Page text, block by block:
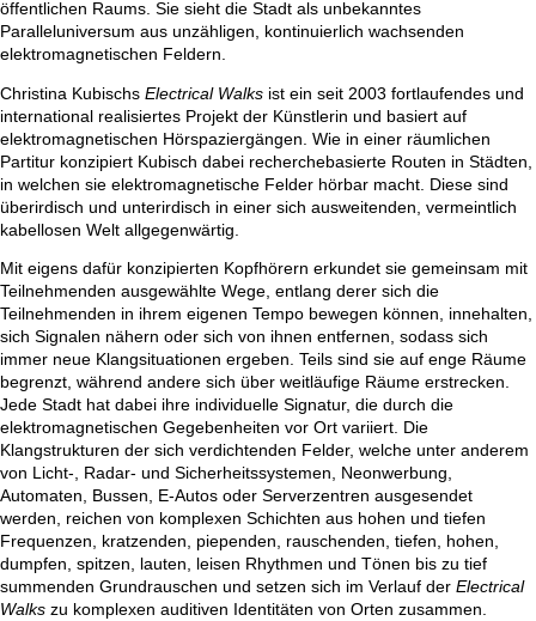
öffentlichen Raums. Sie sieht die Stadt als unbekanntes
Paralleluniversum aus unzähligen, kontinuierlich wachsenden
elektromagnetischen Feldern.
Christina Kubischs Electrical Walks ist ein seit 2003 fortlaufendes und
international realisiertes Projekt der Künstlerin und basiert auf
elektromagnetischen Hörspaziergängen. Wie in einer räumlichen
Partitur konzipiert Kubisch dabei recherchebasierte Routen in Städten,
in welchen sie elektromagnetische Felder hörbar macht. Diese sind
überirdisch und unterirdisch in einer sich ausweitenden, vermeintlich
kabellosen Welt allgegenwärtig.
Mit eigens dafür konzipierten Kopfhörern erkundet sie gemeinsam mit
Teilnehmenden ausgewählte Wege, entlang derer sich die
Teilnehmenden in ihrem eigenen Tempo bewegen können, innehalten,
sich Signalen nähern oder sich von ihnen entfernen, sodass sich
immer neue Klangsituationen ergeben. Teils sind sie auf enge Räume
begrenzt, während andere sich über weitläufige Räume erstrecken.
Jede Stadt hat dabei ihre individuelle Signatur, die durch die
elektromagnetischen Gegebenheiten vor Ort variiert. Die
Klangstrukturen der sich verdichtenden Felder, welche unter anderem
von Licht-, Radar- und Sicherheitssystemen, Neonwerbung,
Automaten, Bussen, E-Autos oder Serverzentren ausgesendet
werden, reichen von komplexen Schichten aus hohen und tiefen
Frequenzen, kratzenden, piependen, rauschenden, tiefen, hohen,
dumpfen, spitzen, lauten, leisen Rhythmen und Tönen bis zu tief
summenden Grundrauschen und setzen sich im Verlauf der Electrical
Walks zu komplexen auditiven Identitäten von Orten zusammen.